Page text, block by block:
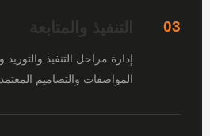
03 التنفيذ والمتابعة
إدارة مراحل التنفيذ والتوريد
المواصفات والتصاميم